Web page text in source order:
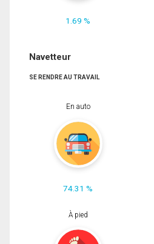
1.69 %
Navetteur
SE RENDRE AU TRAVAIL
En auto
74.31 %
À pied